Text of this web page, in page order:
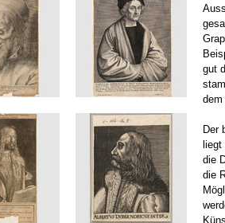
gut
dem
Der
die
die